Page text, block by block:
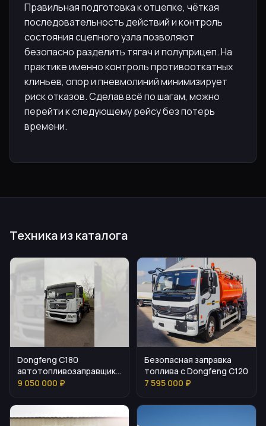
Правильная подготовка к отцепке, чёткая
последовательность действий и контроль
состояния сцепного узла позволяют
безопасно разделить тягач и полуприцеп. На
практике именно контроль противооткатных
клиньев, опор и пневмолиний минимизирует
риск отказов. Сделав всё по шагам, можно
перейти к следующему рейсу без потерь
времени.
Техника из каталога
Dongfeng C180
автотопливозаправщик
характеристики и
9 050 000 ₽
Безопасная заправка
топлива с Dongfeng C120
7 595 000 ₽